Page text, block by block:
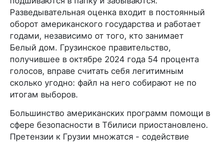
Разведывательная оценка входит в постоянный
оборот американского государства и работает
годами, независимо от того, кто занимает
Белый дом. Грузинское правительство,
получившее в октябре 2024 года 54 процента
голосов, вправе считать себя легитимным
сколько угодно: файл на него собирают не по
итогам выборов.
Большинство американских программ помощи в
сфере безопасности в Тбилиси приостановлено.
Претензии к Грузии множатся - содействие